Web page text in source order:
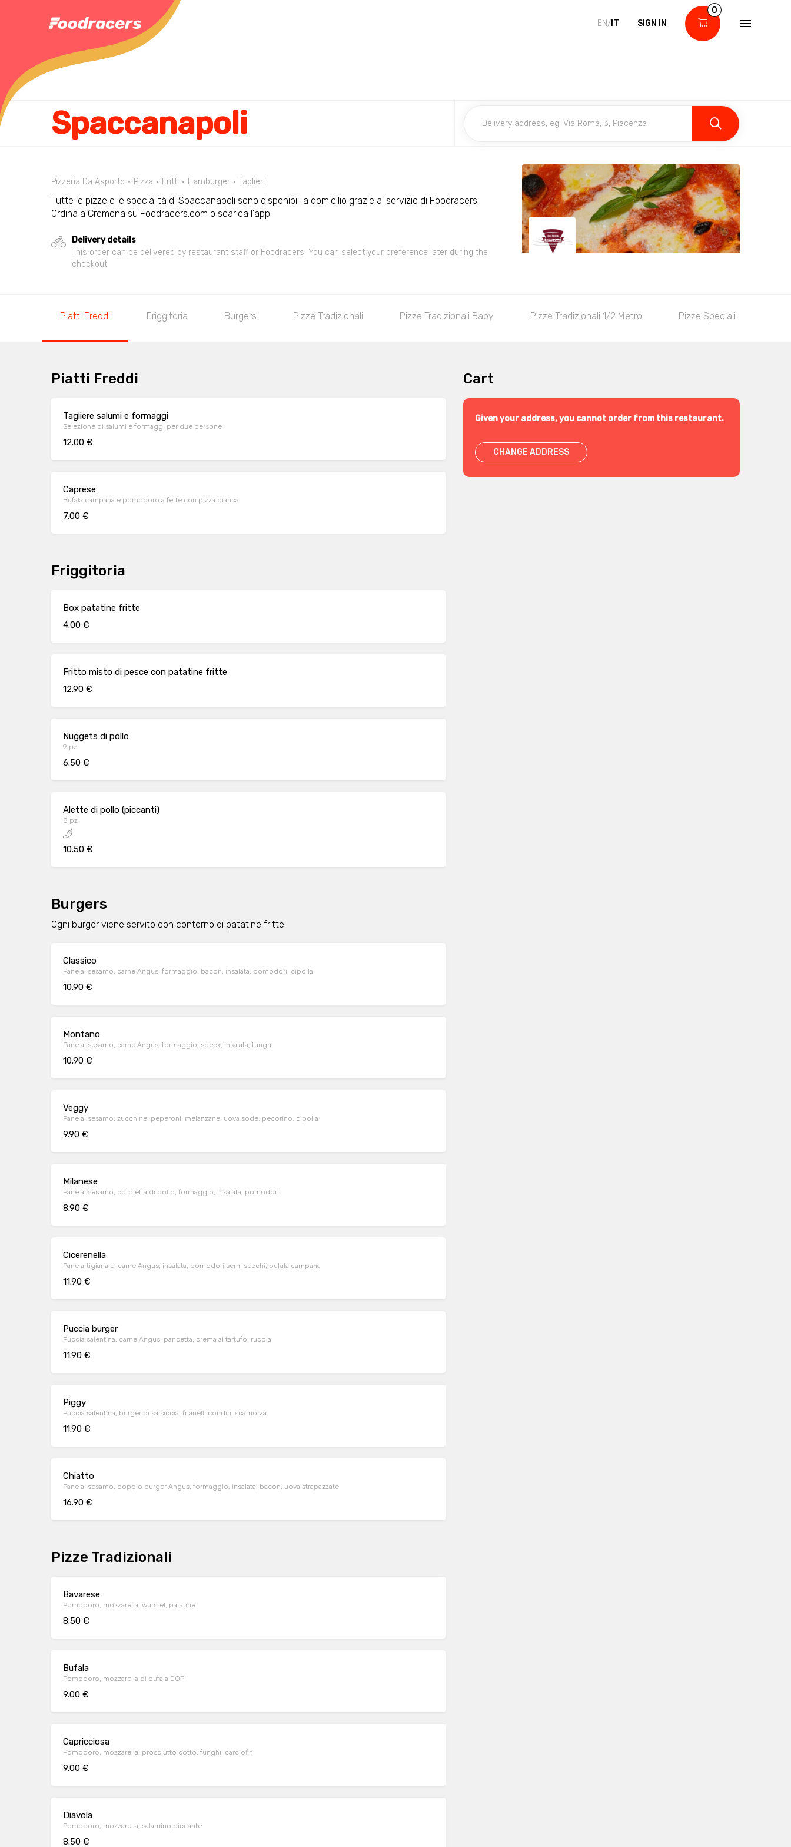
EN/ IT SIGN IN
0
Spaccanapoli
Pizzeria Da Asporto Pizza Fritti Hamburger Taglieri
Tutte le pizze e le specialità di Spaccanapoli sono disponibili a domicilio grazie al servizio di Foodracers.
Ordina a Cremona su Foodracers.com o scarica l'app!
Delivery details
This order can be delivered by restaurant staff or Foodracers. You can select your preference later during the
checkout
Piatti Freddi Friggitoria Burgers Pizze Tradizionali Pizze Tradizionali Baby Pizze Tradizionali 1/2 Metro Pizze Speciali
Piatti Freddi
Tagliere salumi e formaggi
Selezione di salumi e formaggi per due persone
12.00 €
Caprese
Bufala campana e pomodoro a fette con pizza bianca
7.00 €
Friggitoria
Box patatine fritte
4.00 €
Fritto misto di pesce con patatine fritte
12.90 €
Nuggets di pollo
9 pz
6.50 €
Alette di pollo (piccanti)
8 pz
10.50 €
Burgers
Ogni burger viene servito con contorno di patatine fritte
Classico
Pane al sesamo, carne Angus, formaggio, bacon, insalata, pomodori, cipolla
10.90 €
Montano
Pane al sesamo, carne Angus, formaggio, speck, insalata, funghi
10.90 €
Veggy
Pane al sesamo, zucchine, peperoni, melanzane, uova sode, pecorino, cipolla
9.90 €
Milanese
Pane al sesamo, cotoletta di pollo, formaggio, insalata, pomodori
8.90 €
Cicerenella
Pane artigianale, carne Angus, insalata, pomodori semi secchi, bufala campana
11.90 €
Puccia burger
Puccia salentina, carne Angus, pancetta, crema al tartufo, rucola
11.90 €
Piggy
Puccia salentina, burger di salsiccia, friarielli conditi, scamorza
11.90 €
Chiatto
Pane al sesamo, doppio burger Angus, formaggio, insalata, bacon, uova strapazzate
16.90 €
Pizze Tradizionali
Bavarese
Pomodoro, mozzarella, wurstel, patatine
8.50 €
Bufala
Pomodoro, mozzarella di bufala DOP
9.00 €
Capricciosa
Pomodoro, mozzarella, prosciutto cotto, funghi, carciofini
9.00 €
Diavola
Pomodoro, mozzarella, salamino piccante
8.50 €
Cart
Given your address, you cannot order from this restaurant.
CHANGE ADDRESS